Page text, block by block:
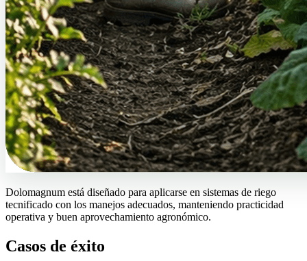
Dolomagnum está diseñado para aplicarse en sistemas de riego
tecnificado con los manejos adecuados, manteniendo practicidad
operativa y buen aprovechamiento agronómico.
Casos de éxito